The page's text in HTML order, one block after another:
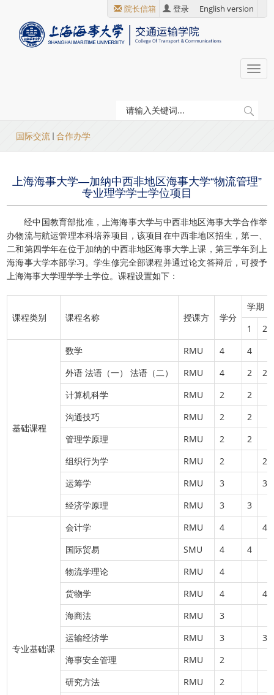
院长信箱 登录 English version
当
前
位
置
国际交流 合作办学
上海海事大学—加纳中西非地区海事大学“物流管理”
专业理学学士学位项目
经中国教育部批准，上海海事大学与中西非地区海事大学合作举
办物流与航运管理本科培养项目，该项目在中西非地区招生，第一、
二和第四学年在位于加纳的中西非地区海事大学上课，第三学年到上
海海事大学本部学习。学生修完全部课程并通过论文答辩后，可授予
上海海事大学理学学士学位。课程设置如下：
课程类别 课程名称 授课方 学分
学期
1
2
基础课程
数学 RMU 4
4
外语 法语（一） 法语（二）
RMU 4 2
2
计算机科学
RMU 2
2
沟通技巧
RMU 2
2
管理学原理
RMU 2
2
组织行为学
RMU 2
2
运筹学
RMU 3
3
经济学原理
RMU 3 3
专业基础课
会计学 RMU 4
4
国际贸易
SMU 4
4
物流学理论
RMU
4
货物学
RMU 4
4
海商法
RMU
3
运输经济学
RMU 3
3
海事安全管理
RMU
2
研究方法
RMU
2